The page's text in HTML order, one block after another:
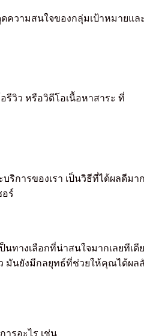
ความสนใจของกลุ่มเป้าหมายแล
รีวิว หรือวิดีโอเนื้อหาสาระ ที่
การของเรา เป็นวิธีที่ได้ผลดีมา
อร์
ทางเลือกที่น่าสนใจมากเลยทีเดี
มันยังมีกลยุทธ์ที่ช่วยให้คุณได้ผล
ารอะไร เช่น